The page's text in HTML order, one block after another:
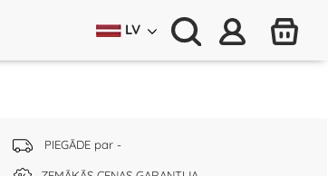
LV
PIEGĀDE par -